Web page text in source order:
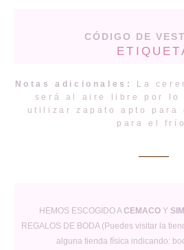
CÓDIGO DE
Notas adicionales:
La
será al aire libre por lo
utilizar zapato apto para
para el
HEMOS ESCOGIDO ACEMACO Y
REGALOS DE BODA (Puedes visitar la
alguna tienda física indicando: